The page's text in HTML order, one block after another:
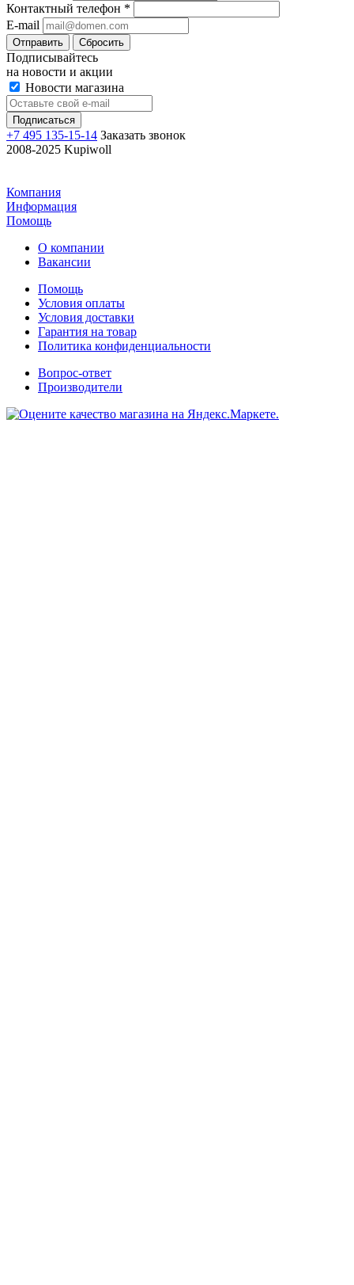
Контактный телефон *
E-mail
Отправить Сбросить
Подписывайтесь
на новости и акции
Новости магазина
+7 495 135-15-14 Заказать звонок
2008-2025 Kupiwoll
Компания
Информация
Помощь
О компании
Вакансии
Помощь
Условия оплаты
Условия доставки
Гарантия на товар
Политика конфиденциальности
Вопрос-ответ
Производители